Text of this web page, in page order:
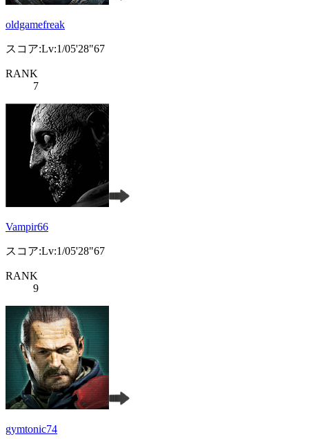
oldgamefreak
スコア:Lv:1/05'28"67
RANK
7
Vampir66
スコア:Lv:1/05'28"67
RANK
9
gymtonic74